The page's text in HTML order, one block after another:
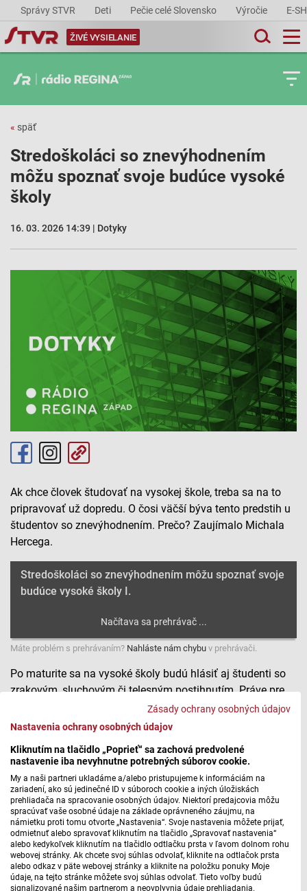
Zásady ochrany osobných údajov
Nastavenia ochrany osobných údajov
Kliknutím na tlačidlo „Poprieť“ sa zachová predvolené
nastavenie iba nevyhnutne potrebných súborov cookie.
My a naši partneri ukladáme a/alebo pristupujeme k informáciám na
zariadení, ako sú jedinečné ID v súboroch cookie a iných úložiskách
prehliadača na spracovanie osobných údajov. Niektorí predajcovia môžu
spracúvať vaše osobné údaje na základe oprávneného záujmu, na
námietku proti tomu otvorte „Nastavenia“. Svoje nastavenia môžete prijať,
odmietnuť alebo spravovať kliknutím na tlačidlo „Spravovať nastavenia“
alebo kedykoľvek kliknutím na tlačidlo odtlačku prsta v ľavom dolnom rohu
webovej stránky. Ak chcete svoj súhlas odvolať, kliknite na odtlačok prsta
alebo odkaz v päte webovej stránky a kliknite na položku ponuky Moje
údaje, na tejto stránke môžete svoj súhlas odvolať. Tieto voľby budú
signalizované našim partnerom a neovplyvnia údaje prehliadania.
Správy STVR Deti Pečie celé Slovensko Výročie E-
ŽIVÉ VYSIELANIE
« späť
Stredoškoláci so znevýhodnením
môžu spoznať svoje budúce vysoké
školy
16. 03. 2026 14:39 | Dotyky
Ak chce človek študovať na vysokej škole, treba sa na to
pripravovať už dopredu. O čosi väčší býva tento predstih u
študentov so znevýhodnením. Prečo? Zaujímalo Michala
Hercega.
Stredoškoláci so znevýhodnením môžu spoznať svoje
budúce vysoké školy I.
Máte problém s prehrávaním? Nahláste nám chybu v prehrávači.
Po maturite sa na vysoké školy budú hlásiť aj študenti so
zrakovým, sluchovým či telesným postihnutím. Práve pre
nich je určené aprílové sústredenie, o ktorom sa Michal
Herceg porozprával s Máriou Stankovičovou z Centra
Komenského.
Stredoškoláci so znevýhodnením môžu spoznať svoje
budúce vysoké školy II.
Máte problém s prehrávaním?Nahláste nám chybuv prehrávači.
Na sústredenie pre stredoškolákov, ktoré bude v druhej